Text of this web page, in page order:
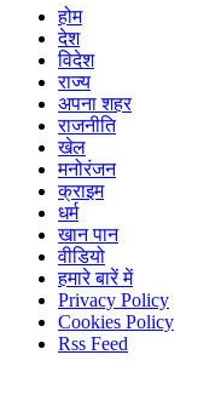
होम
देश
विदेश
राज्य
अपना शहर
राजनीति
खेल
मनोरंजन
क्राइम
धर्म
खान पान
वीडियो
हमारे बारें में
Privacy Policy
Cookies Policy
Rss Feed